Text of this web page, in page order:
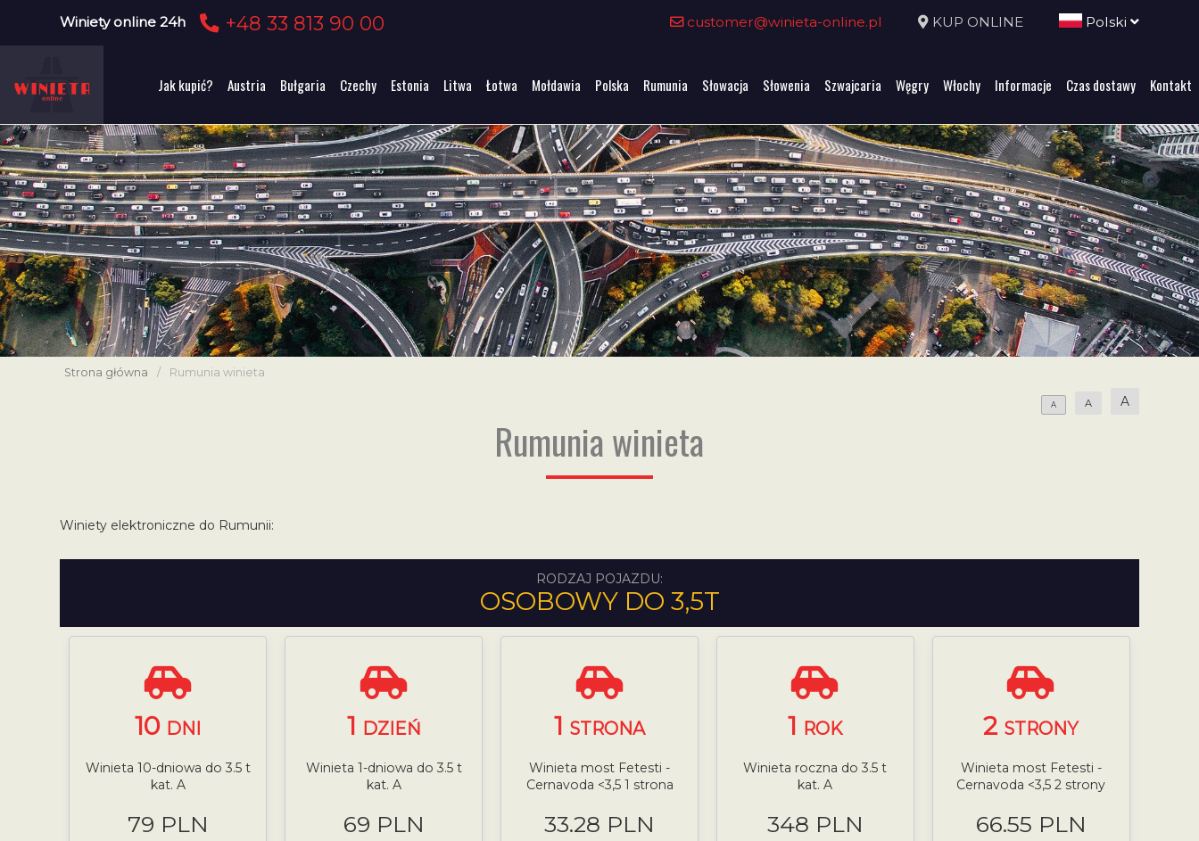
Winiety online 24h +48 33 813 90 00 customer@winieta-online.pl KUP ONLINE Polski
Jak kupić? Austria Bułgaria Czechy Estonia Litwa Łotwa Mołdawia Polska Rumunia Słowacja Słowenia Szwajcaria Węgry Włochy Informacje Czas dostawy Kontakt
Strona główna / Rumunia winieta
A A A
Rumunia winieta
Winiety elektroniczne do Rumunii:
RODZAJ POJAZDU:
OSOBOWY DO 3,5T
10 DNI
Winieta 10-dniowa do 3.5 t
kat. A
79 PLN
1 DZIEŃ
Winieta 1-dniowa do 3.5 t
kat. A
69 PLN
1 STRONA
Winieta most Fetesti -
Cernavoda <3,5 1 strona
33.28 PLN
1 ROK
Winieta roczna do 3.5 t
kat. A
348 PLN
2 STRONY
Winieta most Fetesti -
Cernavoda <3,5 2 strony
66.55 PLN